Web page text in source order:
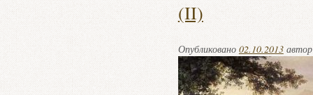
(II)
Опубликовано 02.10.2013